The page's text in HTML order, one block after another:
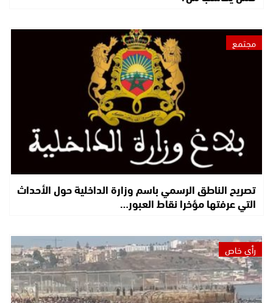
مجتمع
تصريح الناطق الرسمي باسم وزارة الداخلية حول الأحداث
التي عرفتها مؤخرا نقاط العبور…
رأي خاص